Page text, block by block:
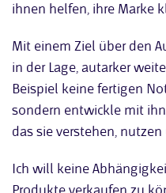
ihnen helfen, ihre Marke
Mit einem Ziel über den
in der Lage, autarker
Beispiel keine fertigen
sondern entwickle mit
das sie verstehen,
Ich will keine